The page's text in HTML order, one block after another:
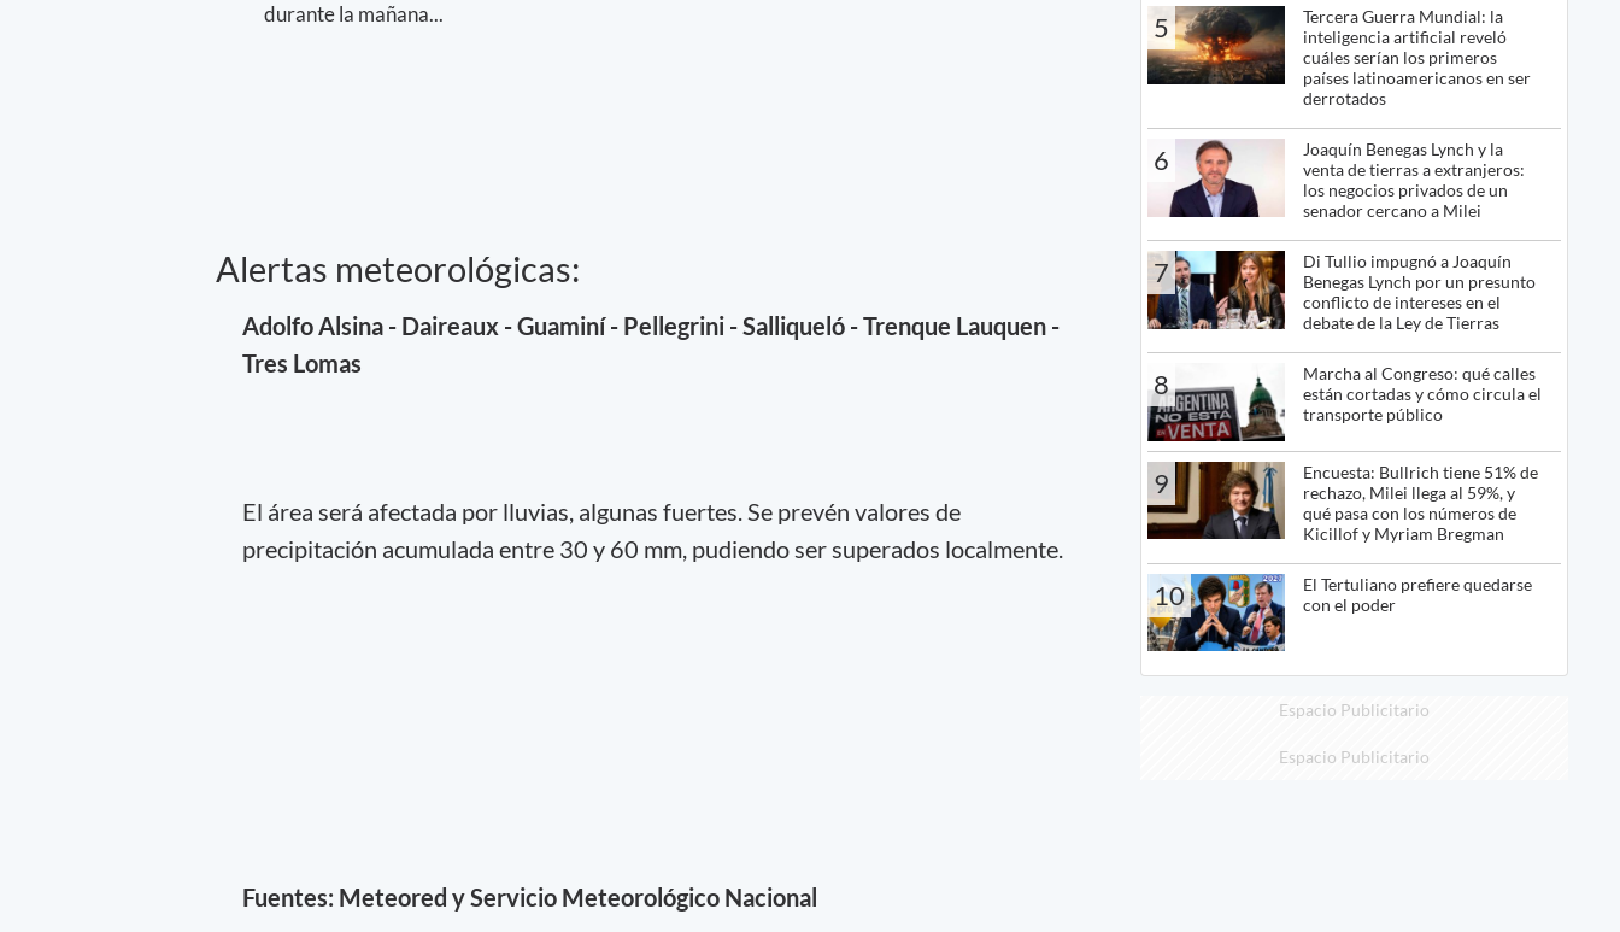
durante la mañana...
Alertas meteorológicas:
Adolfo Alsina - Daireaux - Guaminí - Pellegrini - Salliqueló - Trenque Lauquen -
Tres Lomas
El área será afectada por lluvias, algunas fuertes. Se prevén valores de
precipitación acumulada entre 30 y 60 mm, pudiendo ser superados localmente.
Fuentes: Meteored y Servicio Meteorológico Nacional
5
Tercera Guerra Mundial: la
inteligencia artificial reveló
cuáles serían los primeros
países latinoamericanos en ser
derrotados
6
Joaquín Benegas Lynch y la
venta de tierras a extranjeros:
los negocios privados de un
senador cercano a Milei
7
Di Tullio impugnó a Joaquín
Benegas Lynch por un presunto
conflicto de intereses en el
debate de la Ley de Tierras
8
Marcha al Congreso: qué calles
están cortadas y cómo circula el
transporte público
9
Encuesta: Bullrich tiene 51% de
rechazo, Milei llega al 59%, y
qué pasa con los números de
Kicillof y Myriam Bregman
10
El Tertuliano prefiere quedarse
con el poder
Espacio Publicitario
Espacio Publicitario